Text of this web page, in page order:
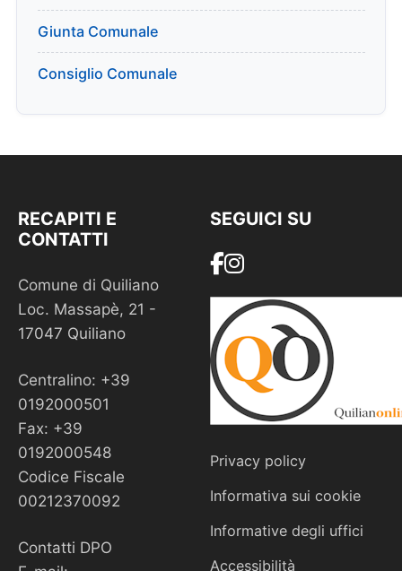
Giunta Comunale
Consiglio Comunale
RECAPITI E
CONTATTI
Comune di Quiliano
Loc. Massapè, 21 -
17047 Quiliano
Centralino: +39
0192000501
Fax: +39
0192000548
Codice Fiscale
00212370092
Contatti DPO
SEGUICI SU
Privacy policy
Informativa sui cookie
Informative degli uffici
Accessibilità